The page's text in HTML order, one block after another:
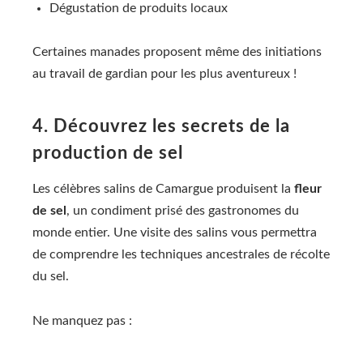
Dégustation de produits locaux
Certaines manades proposent même des initiations
au travail de gardian pour les plus aventureux !
4. Découvrez les secrets de la
production de sel
Les célèbres salins de Camargue produisent la fleur
de sel , un condiment prisé des gastronomes du
monde entier. Une visite des salins vous permettra
de comprendre les techniques ancestrales de récolte
du sel.
Ne manquez pas :